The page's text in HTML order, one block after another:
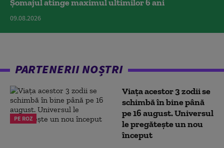
Șomajul atinge maximul ultimilor 6 ani
09.08.2026
PARTENERII NOȘTRI
PE ROZ
Viața acestor 3 zodii se
schimbă în bine până
pe 16 august. Universul
le pregătește un nou
început